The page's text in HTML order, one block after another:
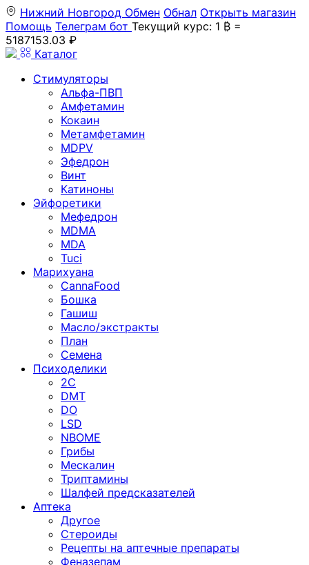
Нижний Новгород Обмен Обнал Открыть магазин
Помощь Телеграм бот Текущий курс: 1 ₿ =
5187153.03 ₽
Каталог
Стимуляторы
Альфа-ПВП
Амфетамин
Кокаин
Метамфетамин
MDPV
Эфедрон
Винт
Катиноны
Эйфоретики
Мефедрон
MDMA
MDA
Tuci
Марихуана
CannaFood
Бошка
Гашиш
Масло/экстракты
План
Семена
Психоделики
2C
DMT
DO
LSD
NBOME
Грибы
Мескалин
Триптамины
Шалфей предсказателей
Аптека
Другое
Стероиды
Рецепты на аптечные препараты
Феназепам